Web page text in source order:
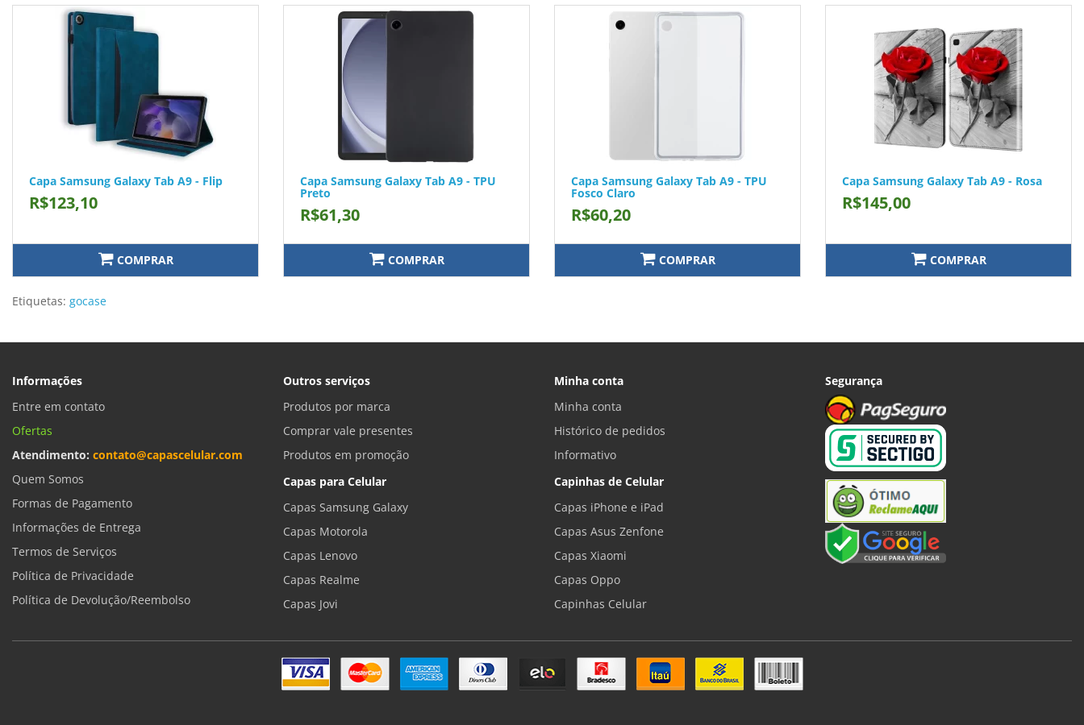
Capa Samsung Galaxy Tab A9 - Flip
R$123,10
COMPRAR
Capa Samsung Galaxy Tab A9 - TPU
Preto
R$61,30
COMPRAR
Capa Samsung Galaxy Tab A9 - TPU
Fosco Claro
R$60,20
COMPRAR
Capa Samsung Galaxy Tab A9 - Rosa
R$145,00
COMPRAR
Etiquetas: gocase
Informações
Entre em contato
Ofertas
Atendimento: contato@capascelular.com
Quem Somos
Formas de Pagamento
Informações de Entrega
Termos de Serviços
Política de Privacidade
Política de Devolução/Reembolso
Outros serviços
Produtos por marca
Comprar vale presentes
Produtos em promoção
Capas para Celular
Capas Samsung Galaxy
Capas Motorola
Capas Lenovo
Capas Realme
Capas Jovi
Minha conta
Minha conta
Histórico de pedidos
Informativo
Capinhas de Celular
Capas iPhone e iPad
Capas Asus Zenfone
Capas Xiaomi
Capas Oppo
Capinhas Celular
Segurança